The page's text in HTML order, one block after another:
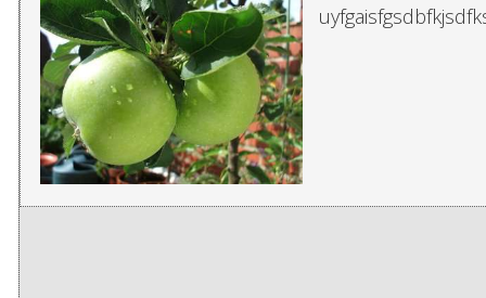
RECOMENDACIONES FORMULADAS POR LA
SALUD MENTAL
Dr. John R. Rees
TERCER CONGRESO INTERNACIONAL DE
LAS INSTITUCIONES AUTONOMAS EN LA